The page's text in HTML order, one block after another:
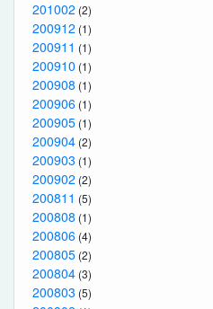
201002 (2)
200912 (1)
200911 (1)
200910 (1)
200908 (1)
200906 (1)
200905 (1)
200904 (2)
200903 (1)
200902 (2)
200811 (5)
200808 (1)
200806 (4)
200805 (2)
200804 (3)
200803 (5)